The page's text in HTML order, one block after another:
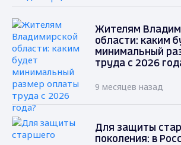
Жителям
области: каким
минимальный
труда с 2026
9 месяцев назад
Для защиты
поколения: в